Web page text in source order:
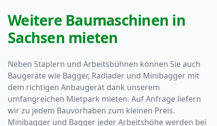
Weitere Baumaschinen in
Sachsen mieten
Neben Staplern und Arbeitsbühnen können Sie auch
Baugeräte wie Bagger, Radlader und Minibagger mit
dem richtigen Anbaugerät dank unserem
umfangreichen Mietpark mieten. Auf Anfrage liefern
wir zu jedem Bauvorhaben zum kleinen Preis.
Minibagger und Bagger jeder Arbeitshöhe werden bei